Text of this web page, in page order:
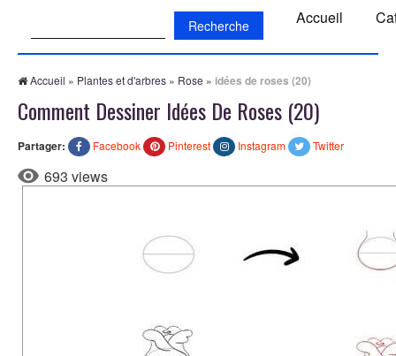
Accueil
Accueil » Plantes et d'arbres » Rose » idées de roses (20)
Comment Dessiner Idées De Roses (20)
Partager: Facebook Pinterest Instagram Twitter
693 views